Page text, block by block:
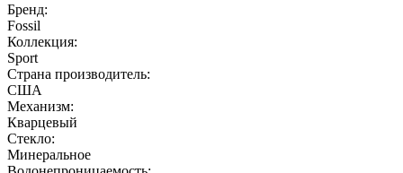
Бренд:
Fossil
Коллекция:
Sport
Страна производитель:
США
Механизм:
Кварцевый
Стекло:
Минеральное